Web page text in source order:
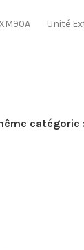
Unité
catégorie